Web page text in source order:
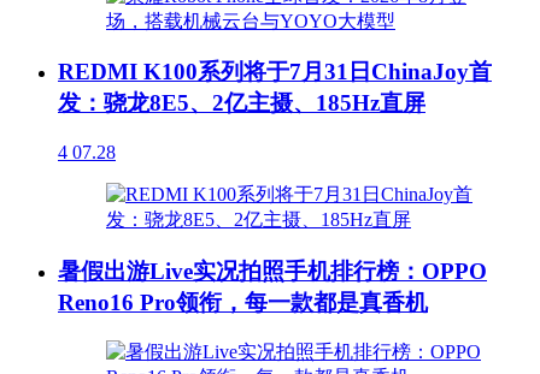
REDMI K100系列将于7月31日ChinaJoy首
发：骁龙8E5、2亿主摄、185Hz直屏
4 07.28
暑假出游Live实况拍照手机排行榜：OPPO
Reno16 Pro领衔，每一款都是真香机